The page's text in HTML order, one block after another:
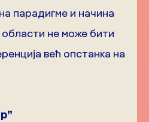
парадигме и начина
не може бити
већ опстанка на